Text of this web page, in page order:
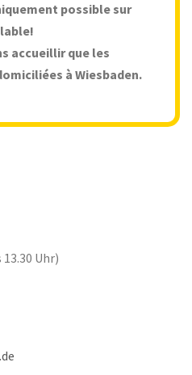
possible sur
accueillir que les
à Wiesbaden.
13.30 Uhr)